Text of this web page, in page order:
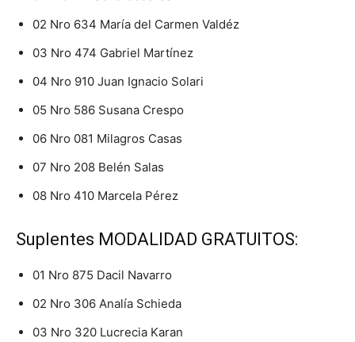
02 Nro 634 María del Carmen Valdéz
03 Nro 474 Gabriel Martínez
04 Nro 910 Juan Ignacio Solari
05 Nro 586 Susana Crespo
06 Nro 081 Milagros Casas
07 Nro 208 Belén Salas
08 Nro 410 Marcela Pérez
Suplentes MODALIDAD GRATUITOS:
01 Nro 875 Dacil Navarro
02 Nro 306 Analía Schieda
03 Nro 320 Lucrecia Karan